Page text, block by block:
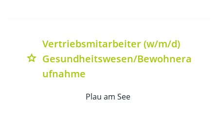
grade
Vertriebsmitarbeiter (w/m/d)
Gesundheitswesen/Bewohnera
ufnahme
Plau am See